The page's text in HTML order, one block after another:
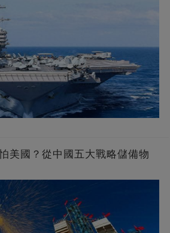
美國？從中國五大戰略儲備物